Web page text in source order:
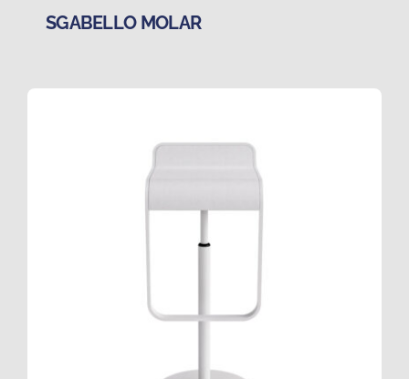
SGABELLO MOLAR